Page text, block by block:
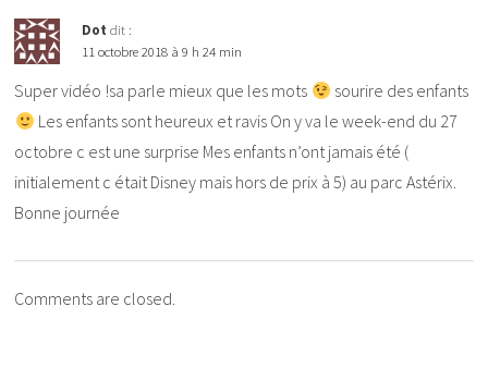
Dot dit :
11 octobre 2018 à 9 h 24 min
Super vidéo !sa parle mieux que les mots
sourire des enfants
Les enfants sont heureux et ravis On y va le week-end du 27
octobre c est une surprise Mes enfants n’ont jamais été (
initialement c était Disney mais hors de prix à 5) au parc Astérix.
Bonne journée
Comments are closed.